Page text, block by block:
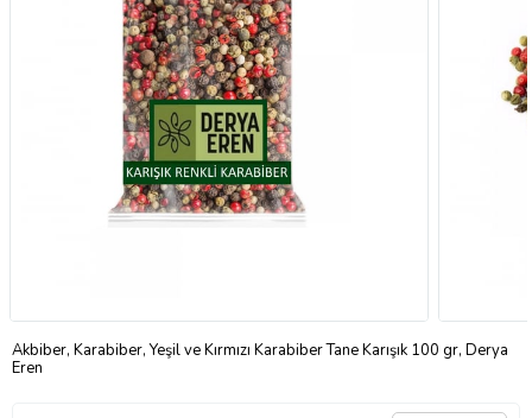
Akbiber, Karabiber, Yeşil ve Kırmızı Karabiber Tane Karışık 100 gr, Derya
Eren